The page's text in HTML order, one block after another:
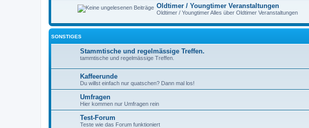
Oldtimer / Youngtimer Veranstaltungen
Oldtimer / Youngtimer Alles über Oldtimer Veranstaltungen
SONSTIGES
Stammtische und regelmässige Treffen.
tammtische und regelmässige Treffen.
Kaffeerunde
Du willst einfach nur quatschen? Dann mal los!
Umfragen
Hier kommen nur Umfragen rein
Test-Forum
Teste wie das Forum funktioniert